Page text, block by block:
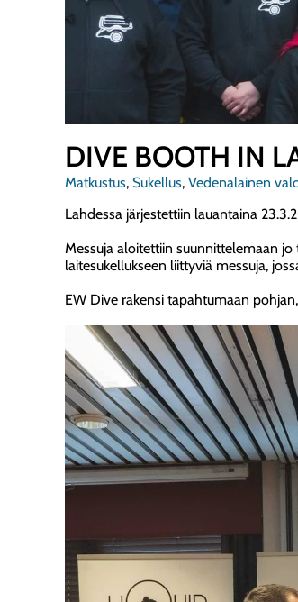
DIVE BOOTH IN
Matkustus, Sukellus, Vedenalainen
Lahdessa järjestettiin lauantaina
Messuja aloitettiin suunnittelemaan jo
laitesukellukseen liittyviä messuja,
EW Dive rakensi tapahtumaan